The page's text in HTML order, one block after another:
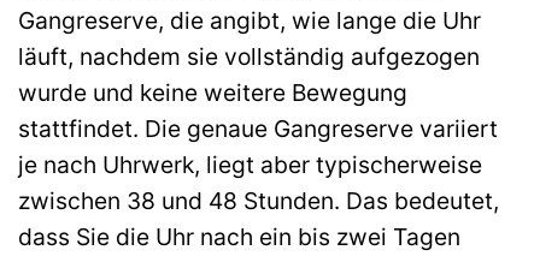
Gangreserve, die angibt, wie lange die Uhr
läuft, nachdem sie vollständig aufgezogen
wurde und keine weitere Bewegung
stattfindet. Die genaue Gangreserve variiert
je nach Uhrwerk, liegt aber typischerweise
zwischen 38 und 48 Stunden. Das bedeutet,
dass Sie die Uhr nach ein bis zwei Tagen